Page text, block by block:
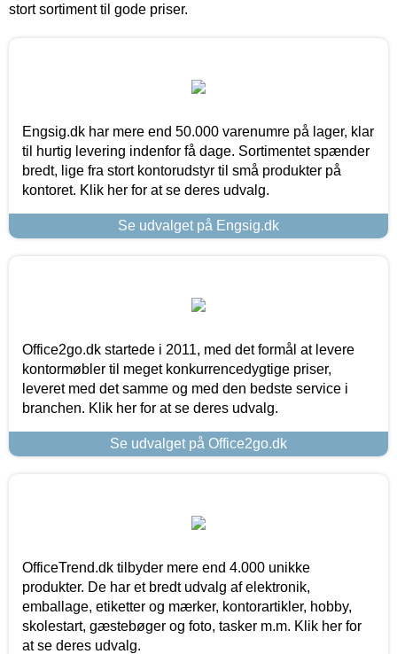
stort sortiment til gode priser.
Engsig.dk har mere end 50.000 varenumre på lager, klar
til hurtig levering indenfor få dage. Sortimentet spænder
bredt, lige fra stort kontorudstyr til små produkter på
kontoret. Klik her for at se deres udvalg.
Se udvalget på Engsig.dk
Office2go.dk startede i 2011, med det formål at levere
kontormøbler til meget konkurrencedygtige priser,
leveret med det samme og med den bedste service i
branchen. Klik her for at se deres udvalg.
Se udvalget på Office2go.dk
OfficeTrend.dk tilbyder mere end 4.000 unikke
produkter. De har et bredt udvalg af elektronik,
emballage, etiketter og mærker, kontorartikler, hobby,
skolestart, gæstebøger og foto, tasker m.m. Klik her for
at se deres udvalg.